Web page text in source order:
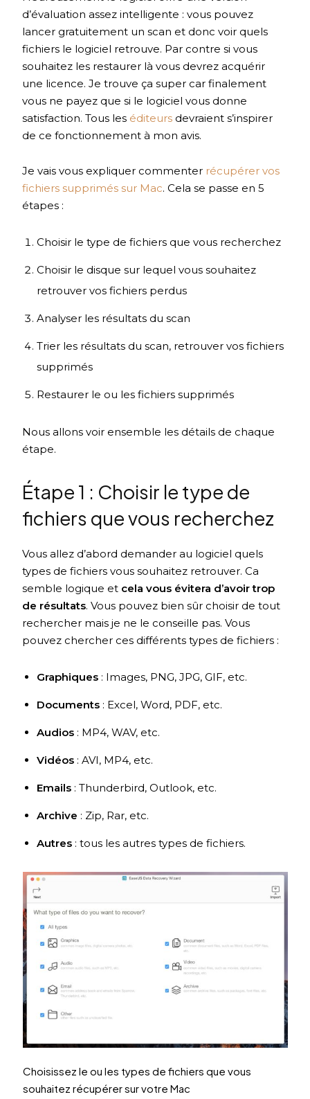
d’évaluation assez intelligente : vous pouvez
lancer gratuitement un scan et donc voir quels
fichiers le logiciel retrouve. Par contre si vous
souhaitez les restaurer là vous devrez acquérir
une licence. Je trouve ça super car finalement
vous ne payez que si le logiciel vous donne
satisfaction. Tous les éditeurs devraient s’inspirer
de ce fonctionnement à mon avis.
Je vais vous expliquer commenter récupérer vos
fichiers supprimés sur Mac. Cela se passe en 5
étapes :
Choisir le type de fichiers que vous recherchez
Choisir le disque sur lequel vous souhaitez
retrouver vos fichiers perdus
Analyser les résultats du scan
Trier les résultats du scan, retrouver vos fichiers
supprimés
Restaurer le ou les fichiers supprimés
Nous allons voir ensemble les détails de chaque
étape.
Étape 1 : Choisir le type de
fichiers que vous recherchez
Vous allez d’abord demander au logiciel quels
types de fichiers vous souhaitez retrouver. Ca
semble logique et cela vous évitera d’avoir trop
de résultats. Vous pouvez bien sûr choisir de tout
rechercher mais je ne le conseille pas. Vous
pouvez chercher ces différents types de fichiers :
Graphiques : Images, PNG, JPG, GIF, etc.
Documents : Excel, Word, PDF, etc.
Audios : MP4, WAV, etc.
Vidéos : AVI, MP4, etc.
Emails : Thunderbird, Outlook, etc.
Archive : Zip, Rar, etc.
Autres : tous les autres types de fichiers.
Choisissez le ou les types de fichiers que vous
souhaitez récupérer sur votre Mac